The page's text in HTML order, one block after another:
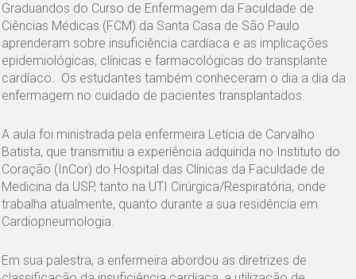
Graduandos do Curso de Enfermagem da Faculdade de
Ciências Médicas (FCM) da Santa Casa de São Paulo
aprenderam sobre insuficiência cardíaca e as implicações
epidemiológicas, clínicas e farmacológicas do transplante
cardíaco. Os estudantes também conheceram o dia a dia da
enfermagem no cuidado de pacientes transplantados.
A aula foi ministrada pela enfermeira Letícia de Carvalho
Batista, que transmitiu a experiência adquirida no Instituto do
Coração (InCor) do Hospital das Clínicas da Faculdade de
Medicina da USP, tanto na UTI Cirúrgica/Respiratória, onde
trabalha atualmente, quanto durante a sua residência em
Cardiopneumologia.
Em sua palestra, a enfermeira abordou as diretrizes de